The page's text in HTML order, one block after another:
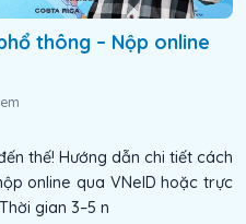
thông – Nộp online
thế! Hướng dẫn chi tiết cách
online qua VNeID hoặc trực
gian 3–5 n